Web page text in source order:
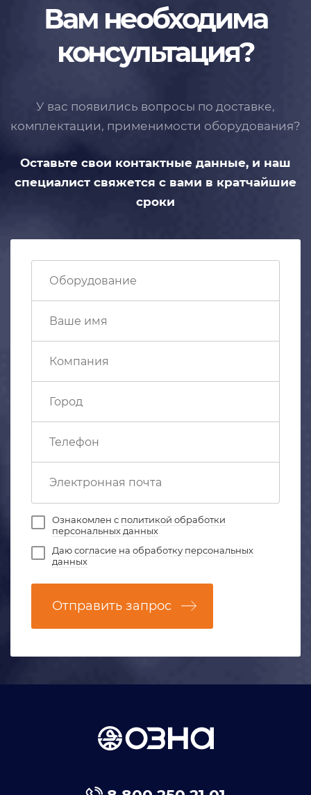
Вам необходима
консультация?
У вас появились вопросы по доставке,
комплектации, применимости оборудования?
Оставьте свои контактные данные, и наш
специалист свяжется с вами в кратчайшие
сроки
Ознакомлен с политикой обработки
персональных данных
Даюсогласие на обработку персональных
данных
Отправить запрос